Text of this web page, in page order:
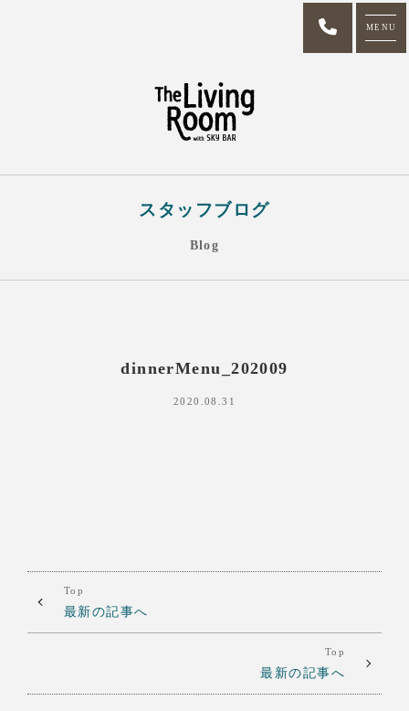
MENU
スタッフブログ
Blog
dinnerMenu_202009
2020.08.31
Top
最新の記事へ
Top
最新の記事へ